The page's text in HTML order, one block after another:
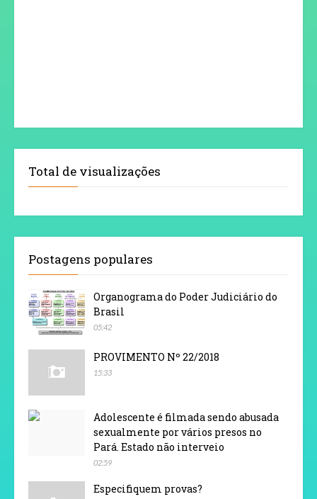
Total de visualizações
Postagens populares
Organograma do Poder Judiciário do
Brasil
05:42
PROVIMENTO Nº 22/2018
15:33
Adolescente é filmada sendo abusada
sexualmente por vários presos no
Pará. Estado não interveio
02:59
Especifiquem provas?